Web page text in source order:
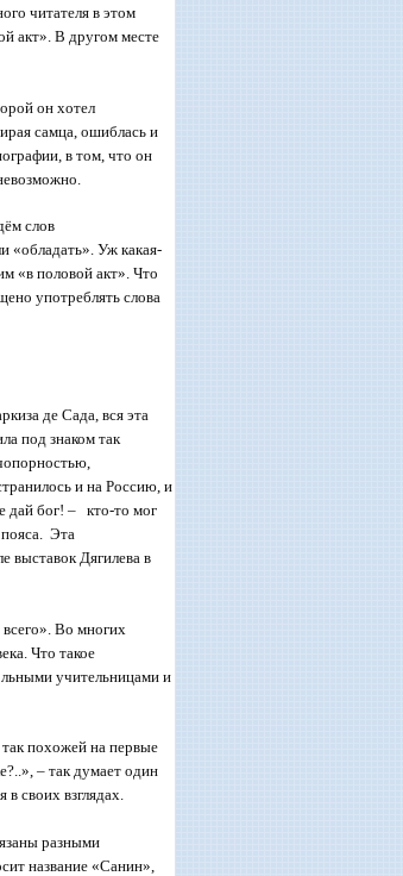
читателя в этом
акт». В другом месте
он хотел
самца, ошиблась и
в том, что он
слов
«обладать». Уж какая-
«в половой акт». Что
употреблять слова
де Сада, вся эта
под знаком так
и на Россию, и
дай бог! – кто-то мог
Эта
выставок Дягилева в
Во многих
Что такое
учительницами и
похожей на первые
– так думает один
своих взглядах.
разными
название «Санин»,